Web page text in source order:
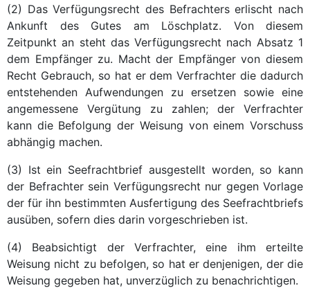
(2) Das Verfügungsrecht des Befrachters erlischt nach
Ankunft des Gutes am Löschplatz. Von diesem
Zeitpunkt an steht das Verfügungsrecht nach Absatz 1
dem Empfänger zu. Macht der Empfänger von diesem
Recht Gebrauch, so hat er dem Verfrachter die dadurch
entstehenden Aufwendungen zu ersetzen sowie eine
angemessene Vergütung zu zahlen; der Verfrachter
kann die Befolgung der Weisung von einem Vorschuss
abhängig machen.
(3) Ist ein Seefrachtbrief ausgestellt worden, so kann
der Befrachter sein Verfügungsrecht nur gegen Vorlage
der für ihn bestimmten Ausfertigung des Seefrachtbriefs
ausüben, sofern dies darin vorgeschrieben ist.
(4) Beabsichtigt der Verfrachter, eine ihm erteilte
Weisung nicht zu befolgen, so hat er denjenigen, der die
Weisung gegeben hat, unverzüglich zu benachrichtigen.